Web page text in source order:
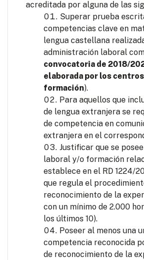
acreditada por alguna de las
Superar prueba
competencias clave en
lengua castellana
administración laboral
convocatoria de 2018/
elaborada por los
formación).
Para aquellos que
de lengua extranjera se
de competencia en
extranjera en el
Justificar que se
laboral y/o formación
establece en el RD 1224/
que regula el
reconocimiento de la
con un mínimo de 2.000
los últimos 10).
Poseer al menos una
competencia reconocida
de reconocimiento de la